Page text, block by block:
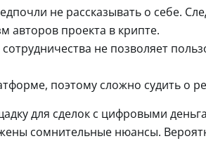
не рассказывать о себе.
авторов проекта в крипте.
не позволяет
поэтому сложно судить о
для сделок с цифровыми
сомнительные нюансы.